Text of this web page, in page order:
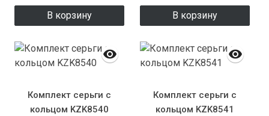
В корзину В корзину
Комплект серьги с
кольцом KZK8540
Комплект серьги с
кольцом KZK8541